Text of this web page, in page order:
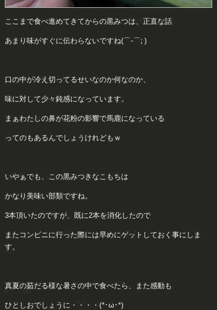
ここまで食べ進めてきてからの黒みつは、正直な話
あまり味がすぐに伝わらないですね(⌒-⌒; )
口の中が冷え切ってるせいなのか何なのか、
味に対して少々鈍感になっています。
まぁわたしの鼻が花粉の影響で馬鹿になっている
ってのもあるんでしょうけれどもｗ
いやぁでも、この黒みつきなこもちは
かなり美味い部類ですね。
3本頂いたのですが、既に2本を消化したので
またコンビニに行った際には早めにゲットしておく事にしま
す。
真夏の茹だる様な暑さの中で食べたら、また感動も
ひとしおでしょうに・・・・(*･ω･*)